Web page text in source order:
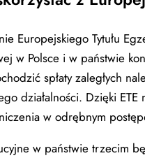
Europejskiego Tytułu
w Polsce i w państwie
spłaty zaległych
działalności. Dzięki
w odrębnym
w państwie trzecim